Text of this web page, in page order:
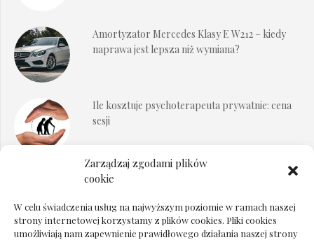
Zarządzaj zgodami plików
cookie
W celu świadczenia usług na najwyższym poziomie w ramach naszej
strony internetowej korzystamy z plików cookies. Pliki cookies
umożliwiają nam zapewnienie prawidłowego działania naszej strony
Amortyzator Mercedes Klasy E W212 – kiedy
naprawa jest lepsza niż wymiana?
Ile kosztuje psychoterapeuta prywatnie: cena
sesji
Dokumenty do odbioru przy zmianie biura